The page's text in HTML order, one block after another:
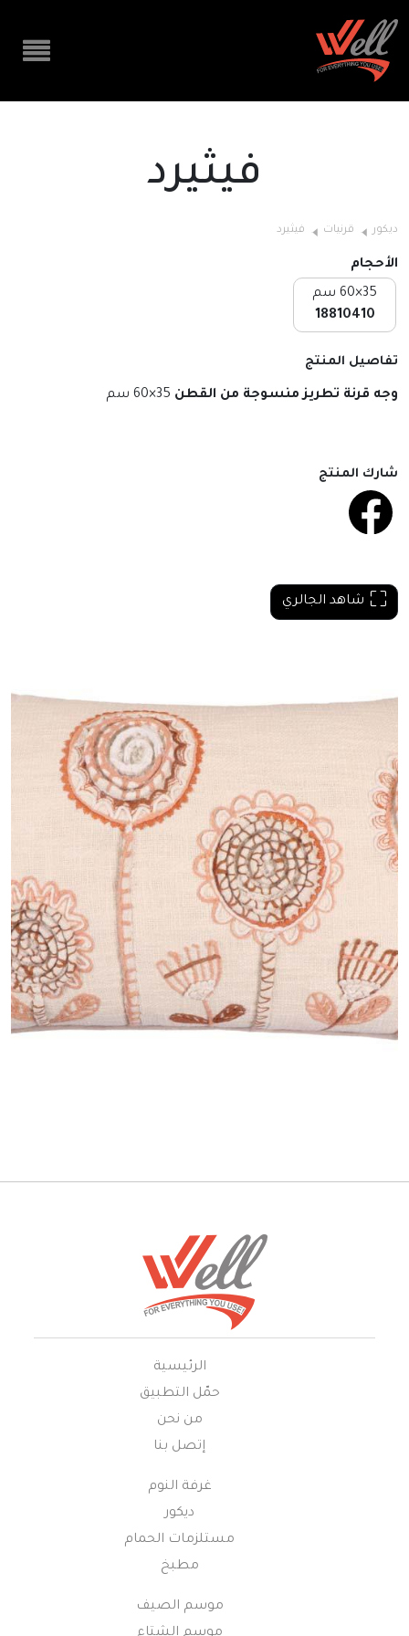
فيثيرد
ديكور قرنيات فيثيرد
الأحجام
35×60 سم
18810410
تفاصيل المنتج
وجه قرنة تطريز منسوجة من القطن 35×60 سم
شارك المنتج
شاهد الجالري
الرئيسية
حمّل التطبيق
من نحن
إتصل بنا
غرفة النوم
ديكور
مستلزمات الحمام
مطبخ
موسم الصيف
موسم الشتاء